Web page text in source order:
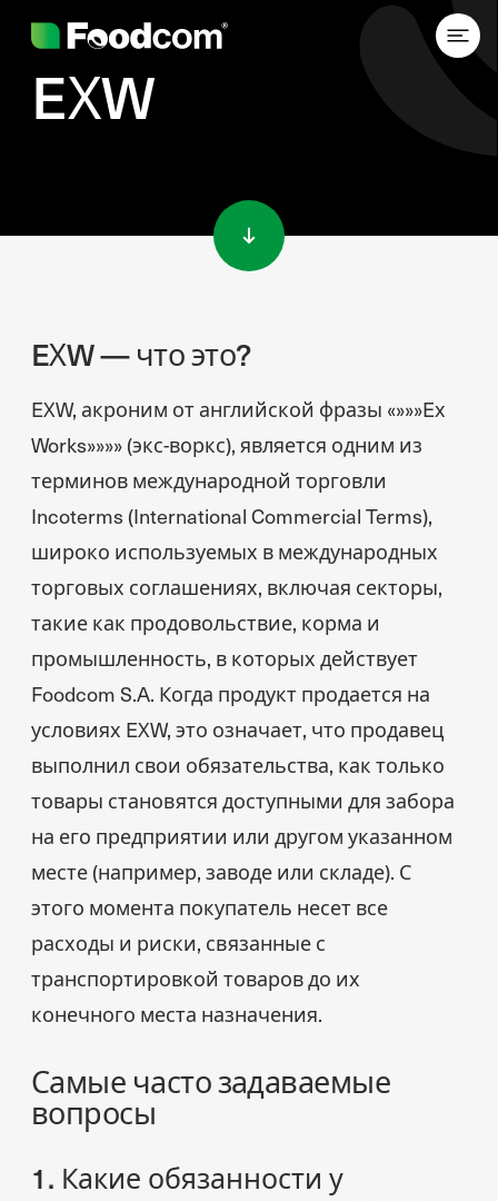
EXW
EXW — что это?
EXW, акроним от английской фразы «»»»Ex
Works»»»» (экс-воркс), является одним из
терминов международной торговли
Incoterms (International Commercial Terms),
широко используемых в международных
торговых соглашениях, включая секторы,
такие как продовольствие, корма и
промышленность, в которых действует
Foodcom S.A. Когда продукт продается на
условиях EXW, это означает, что продавец
выполнил свои обязательства, как только
товары становятся доступными для забора
на его предприятии или другом указанном
месте (например, заводе или складе). С
этого момента покупатель несет все
расходы и риски, связанные с
транспортировкой товаров до их
конечного места назначения.
Самые часто задаваемые
вопросы
1. Какие обязанности у